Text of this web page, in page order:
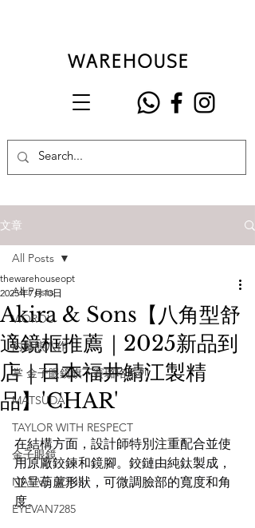
文章
All Posts
VIOROU
內藤熊八作
掌 金子眼鏡旗下賽璐珞系列
MATSUDA
TAYLOR WITH RESPECT
金子眼鏡
NATIVE SONS
EYEVAN7285
All Posts
Akira & Sons【八角型舒
適鏡框推薦｜2025新品到
店｜日本福井鯖江製精
品】'CHAR'
thewarehouseopt
2025年7月10日
在結構方面，設計師特別注重配合並使
用原廠鉸鍊和鏡腳。鉸鏈由純鈦製成，
並呈葫蘆形狀，可微調臉部的寬度和角
度。